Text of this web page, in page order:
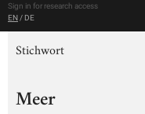
Sign in for research access
EN / DE
Stichwort
Meer